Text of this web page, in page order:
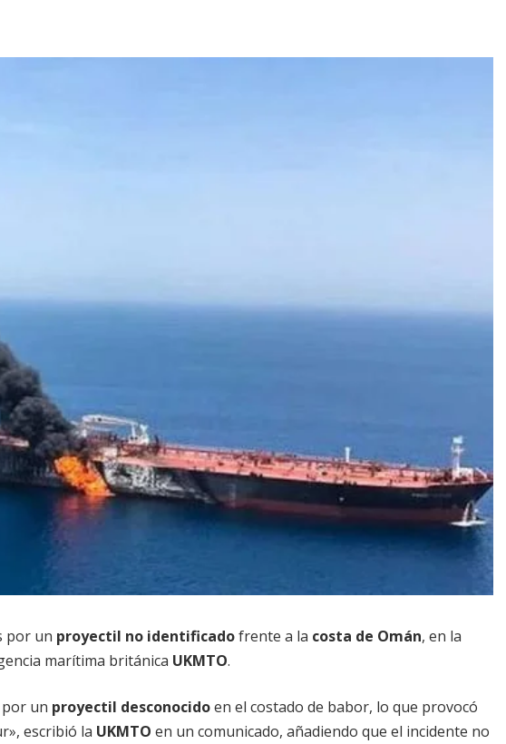
por un proyectil no identificadofrente a la costa de Omán, en la
marítima británica UKMTO.
un proyectil desconocidoen el costado de babor, lo que provocó
escribió la UKMTO en un comunicado, añadiendo que el incidente no